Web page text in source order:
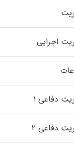
اجرایی
دفاعی ۱
دفاعی ۲